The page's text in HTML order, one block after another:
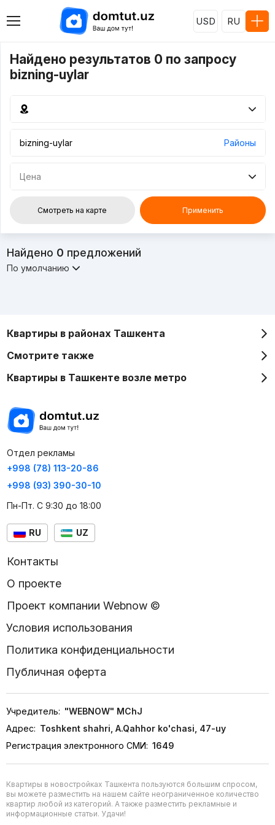
USD RU
Найдено результатов 0 по запросу
bizning-uylar
Районы
Цена
Смотреть на карте Применить
Найдено 0 предложений
По умолчанию
Квартиры в районах Ташкента
Смотрите также
Квартиры в Ташкенте возле метро
Отдел рекламы
+998 (78) 113-20-86
+998 (93) 390-30-10
Пн-Пт. С 9:30 до 18:00
RU UZ
Контакты
О проекте
Проект компании Webnow ©
Условия использования
Политика конфиденциальности
Публичная оферта
Учредитель: "WEBNOW" MChJ
Адрес: Toshkent shahri, A.Qahhor ko'chasi, 47-uy
Регистрация электронного СМИ: 1649
Квартиры в новостройках Ташкента пользуются большим спросом,
вы можете разместить на нашем сайте неограниченное количество
квартир любой из категорий. А также разместить рекламные и
информационные статьи. Удачи!